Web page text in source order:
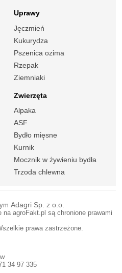
Uprawy
Jęczmień
Kukurydza
Pszenica ozima
Rzepak
Ziemniaki
Zwierzęta
Alpaka
ASF
Bydło mięsne
Kurnik
Mocznik w żywieniu bydła
Trzoda chlewna
Adagri Sp. z o.o.
agroFakt.pl są chronione prawami
prawa zastrzeżone.
34 97 335